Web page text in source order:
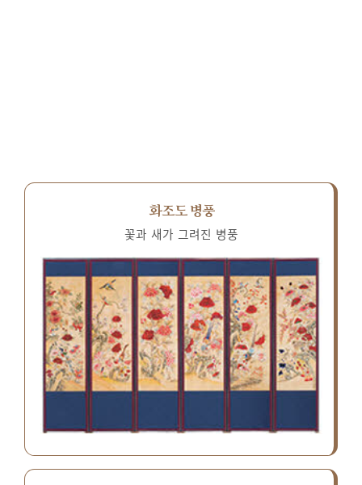
화조도 병풍
꽃과 새가 그려진 병풍